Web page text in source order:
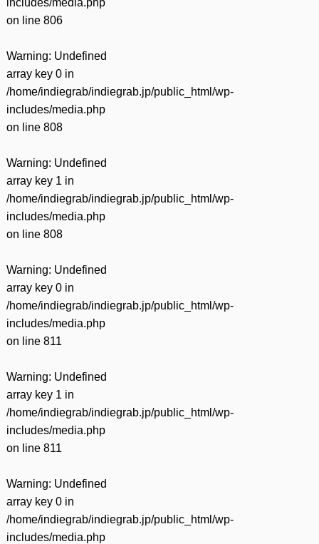
on line 806
Warning: Undefined
array key 0 in
/home/indiegrab/indiegrab.jp/public_html/wp-
includes/media.php
on line 808
Warning: Undefined
array key 1 in
/home/indiegrab/indiegrab.jp/public_html/wp-
includes/media.php
on line 808
Warning: Undefined
array key 0 in
/home/indiegrab/indiegrab.jp/public_html/wp-
includes/media.php
on line 811
Warning: Undefined
array key 1 in
/home/indiegrab/indiegrab.jp/public_html/wp-
includes/media.php
on line 811
Warning: Undefined
array key 0 in
/home/indiegrab/indiegrab.jp/public_html/wp-
includes/media.php